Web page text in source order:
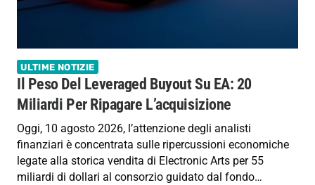
ULTIME NOTIZIE
Il Peso Del Leveraged Buyout Su EA: 20
Miliardi Per Ripagare L’acquisizione
Oggi, 10 agosto 2026, l’attenzione degli analisti
finanziari è concentrata sulle ripercussioni economiche
legate alla storica vendita di Electronic Arts per 55
miliardi di dollari al consorzio guidato dal fondo…